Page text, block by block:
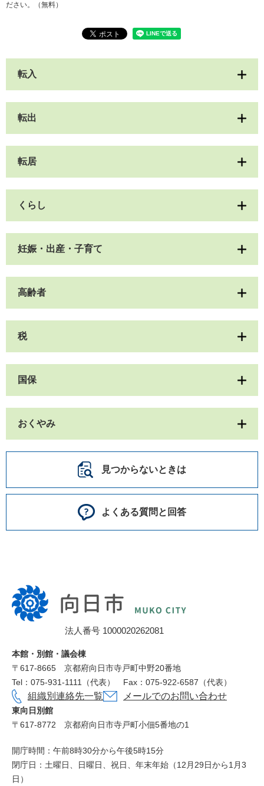
ださい。（無料）
転入
転出
転居
くらし
妊娠・出産・子育て
高齢者
税
国保
おくやみ
見つからないときは
よくある質問と回答
向
日
市
所
法人番号 1000020262081
本館・別館・議会棟
〒617‐8665
京都府向日市寺戸町中野20番地
Tel：075-931-1111（代表）
Fax：075-922-6587（代表）
東向日別館
〒617-8772
京都府向日市寺戸町小佃5番地の1
組織別連絡先一覧 メールでのお問い合わせ
開庁時間：午前8時30分から午後5時15分
閉庁日：土曜日、日曜日、祝日、年末年始（12月29日から1月3
日）